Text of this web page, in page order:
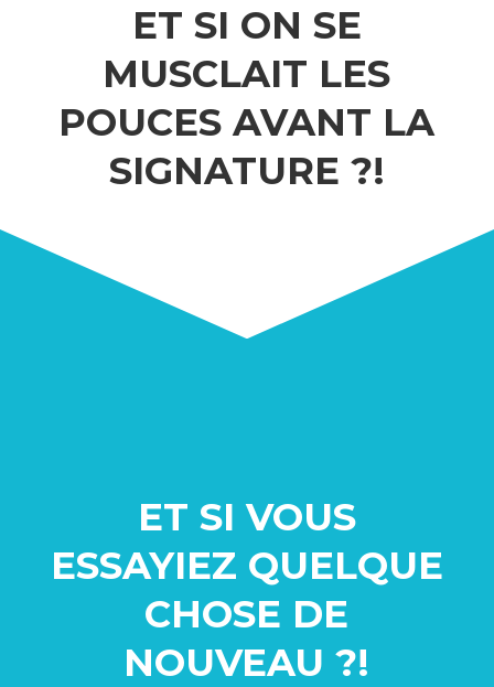
ET SI ON SE
MUSCLAIT LES
POUCES AVANT LA
SIGNATURE ?!
ET SI VOUS
ESSAYIEZ QUELQUE
CHOSE DE
NOUVEAU ?!